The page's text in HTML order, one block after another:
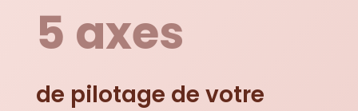
5 axes
de pilotage de votre